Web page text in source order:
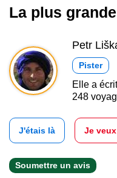
La plus
Petr
Pister
Elle a
248
J'étais là Je
Soumettre un avis